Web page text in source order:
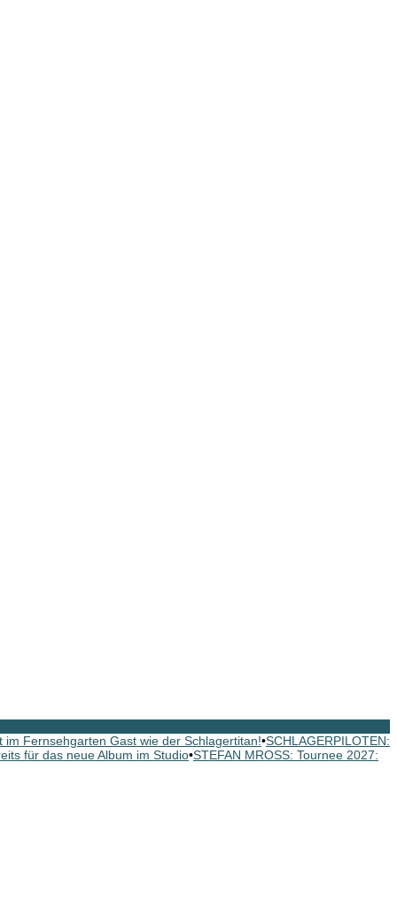
im Fernsehgarten Gast wie der Schlagertitan!•SCHLAGERPILOTEN:
für das neue Album im Studio•STEFAN MROSS: Tournee 2027: